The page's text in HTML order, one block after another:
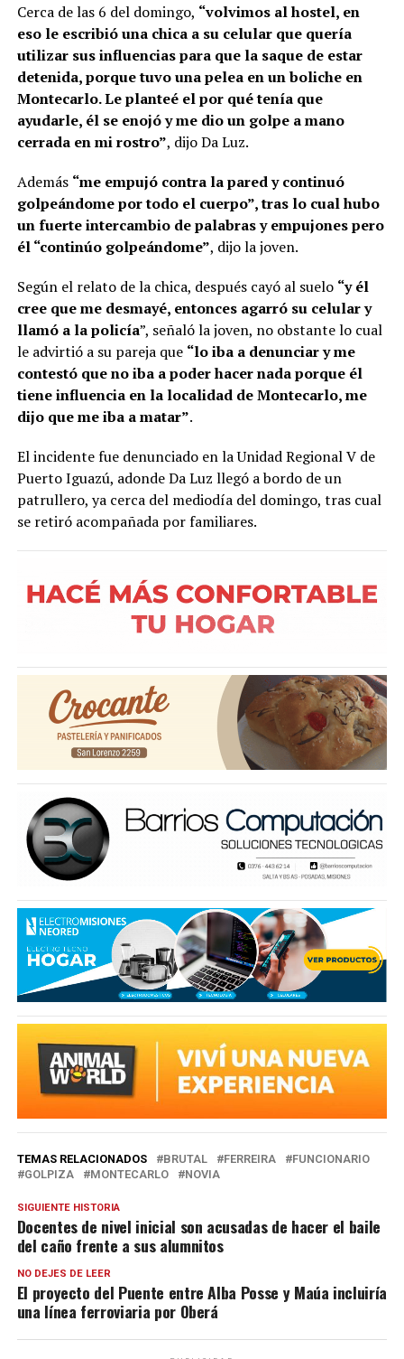
Cerca de las 6 del domingo, “volvimos al hostel, en
eso le escribió una chica a su celular que quería
utilizar sus influencias para que la saque de estar
detenida, porque tuvo una pelea en un boliche en
Montecarlo. Le planteé el por qué tenía que
ayudarle, él se enojó y me dio un golpe a mano
cerrada en mi rostro”, dijo Da Luz.
Además “me empujó contra la pared y continuó
golpeándome por todo el cuerpo”, tras lo cual hubo
un fuerte intercambio de palabras y empujones pero
él “continúo golpeándome”, dijo la joven.
Según el relato de la chica, después cayó al suelo “y él
cree que me desmayé, entonces agarró su celular y
llamó a la policía”, señaló la joven, no obstante lo cual
le advirtió a su pareja que “lo iba a denunciar y me
contestó que no iba a poder hacer nada porque él
tiene influencia en la localidad de Montecarlo, me
dijo que me iba a matar”.
El incidente fue denunciado en la Unidad Regional V de
Puerto Iguazú, adonde Da Luz llegó a bordo de un
patrullero, ya cerca del mediodía del domingo, tras cual
se retiró acompañada por familiares.
TEMAS RELACIONADOS BRUTAL FERREIRA
FUNCIONARIO
GOLPIZA
MONTECARLO NOVIA
SIGUIENTE HISTORIA
Docentes de nivel inicial son acusadas de hacer el baile
del caño frente a sus alumnitos
NO DEJES DE LEER
El proyecto del Puente entre Alba Posse y Maúa incluiría
una línea ferroviaria por Oberá